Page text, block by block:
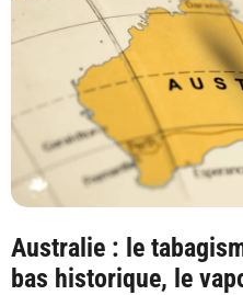
Australie : le
bas historique, le